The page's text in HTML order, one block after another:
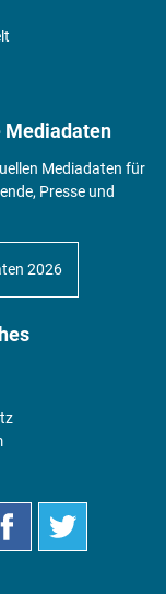
Mediadaten für
Presse und
2026